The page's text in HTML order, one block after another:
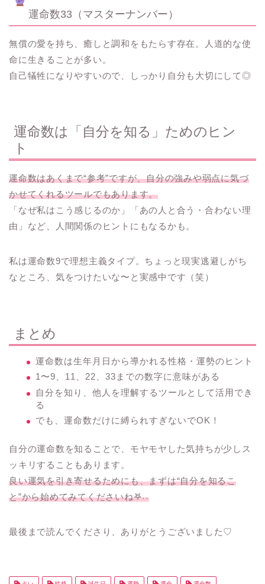
運命数33（マスターナンバー）
無償の愛を持ち、癒しと調和をもたらす存在。人道的な使
命に生きることが多い。
自己犠牲になりやすいので、しっかり自分も大切にして◎
運命数は「自分を知る」ためのヒン
ト
運命数はあくまで“参考”ですが、自分の強みや弱点に気づ
かせてくれるツールでもあります。
「なぜ私はこう感じるのか」「あの人と合う・合わない理
由」など、人間関係のヒントにもなるかも。
私は運命数9で理想主義タイプ。ちょっと現実逃避しがち
なところ、気をつけたいな〜と実感中です（笑）
まとめ
運命数は生年月日から導かれる性格・運勢のヒント
1〜9、11、22、33までの数字に意味がある
自分を知り、他人を理解するツールとして活用でき
る
でも、運命数だけに縛られすぎないでOK！
自分の運命数を知ることで、モヤモヤした気持ちが少しス
ッキリすることもあります。
良い運気を引き寄せるためにも、まずは“自分を知るこ
と”から始めてみてくださいね𖤐˒˒
最後まで読んでくださり、ありがとうございました♡